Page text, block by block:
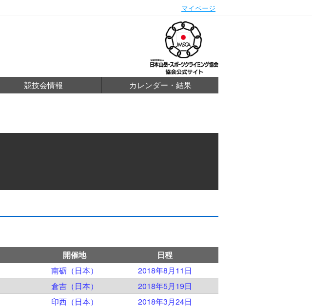
マイページ
競技会情報 カレンダー・結果
開催地
日程
南砺（日本）
2018年8月11日
倉吉（日本）
2018年5月19日
印西（日本）
2018年3月24日